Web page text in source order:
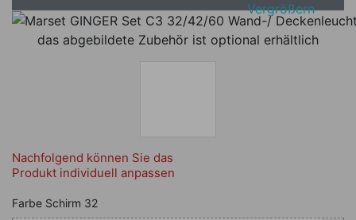
Vergrößern
das abgebildete Zubehör ist optional erhältlich
Nachfolgend können Sie das
Produkt individuell anpassen
Nachfolgend können Sie das
Farbe Schirm 32